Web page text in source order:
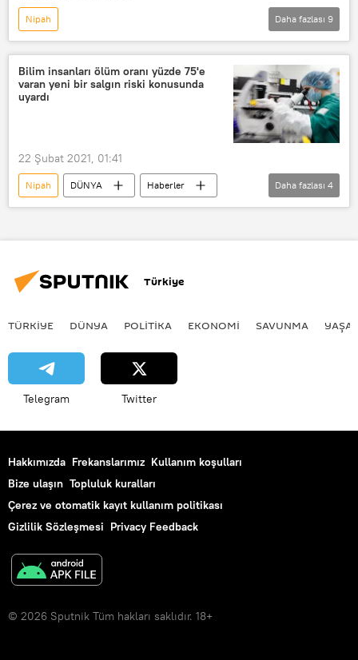
Nipah
Koronavirüs toplumsal hayatı nasıl değiştirdi?
Asya & Pasifik
DÜNYA
Haberler
Bilim
YAŞAM
Daha fazlası 9
Bilim insanları ölüm oranı yüzde 75'e
varan yeni bir salgın riski konusunda
uyardı
22 Şubat 2021, 01:41
Nipah DÜNYA
Haberler
Virüs
Koronavirüs
Salgın
Daha fazlası 4
Türkiye
TÜRKIYE DÜNYA POLİTİKA EKONOMİ SAVUNMA
Telegram Twitter
Hakkımızda Frekanslarımız Kullanım koşulları
Bize ulaşın Topluluk kuralları
Çerez ve otomatik kayıt kullanım politikası
Gizlilik Sözleşmesi Privacy Feedback
© 2026 Sputnik Tüm hakları saklıdır. 18+